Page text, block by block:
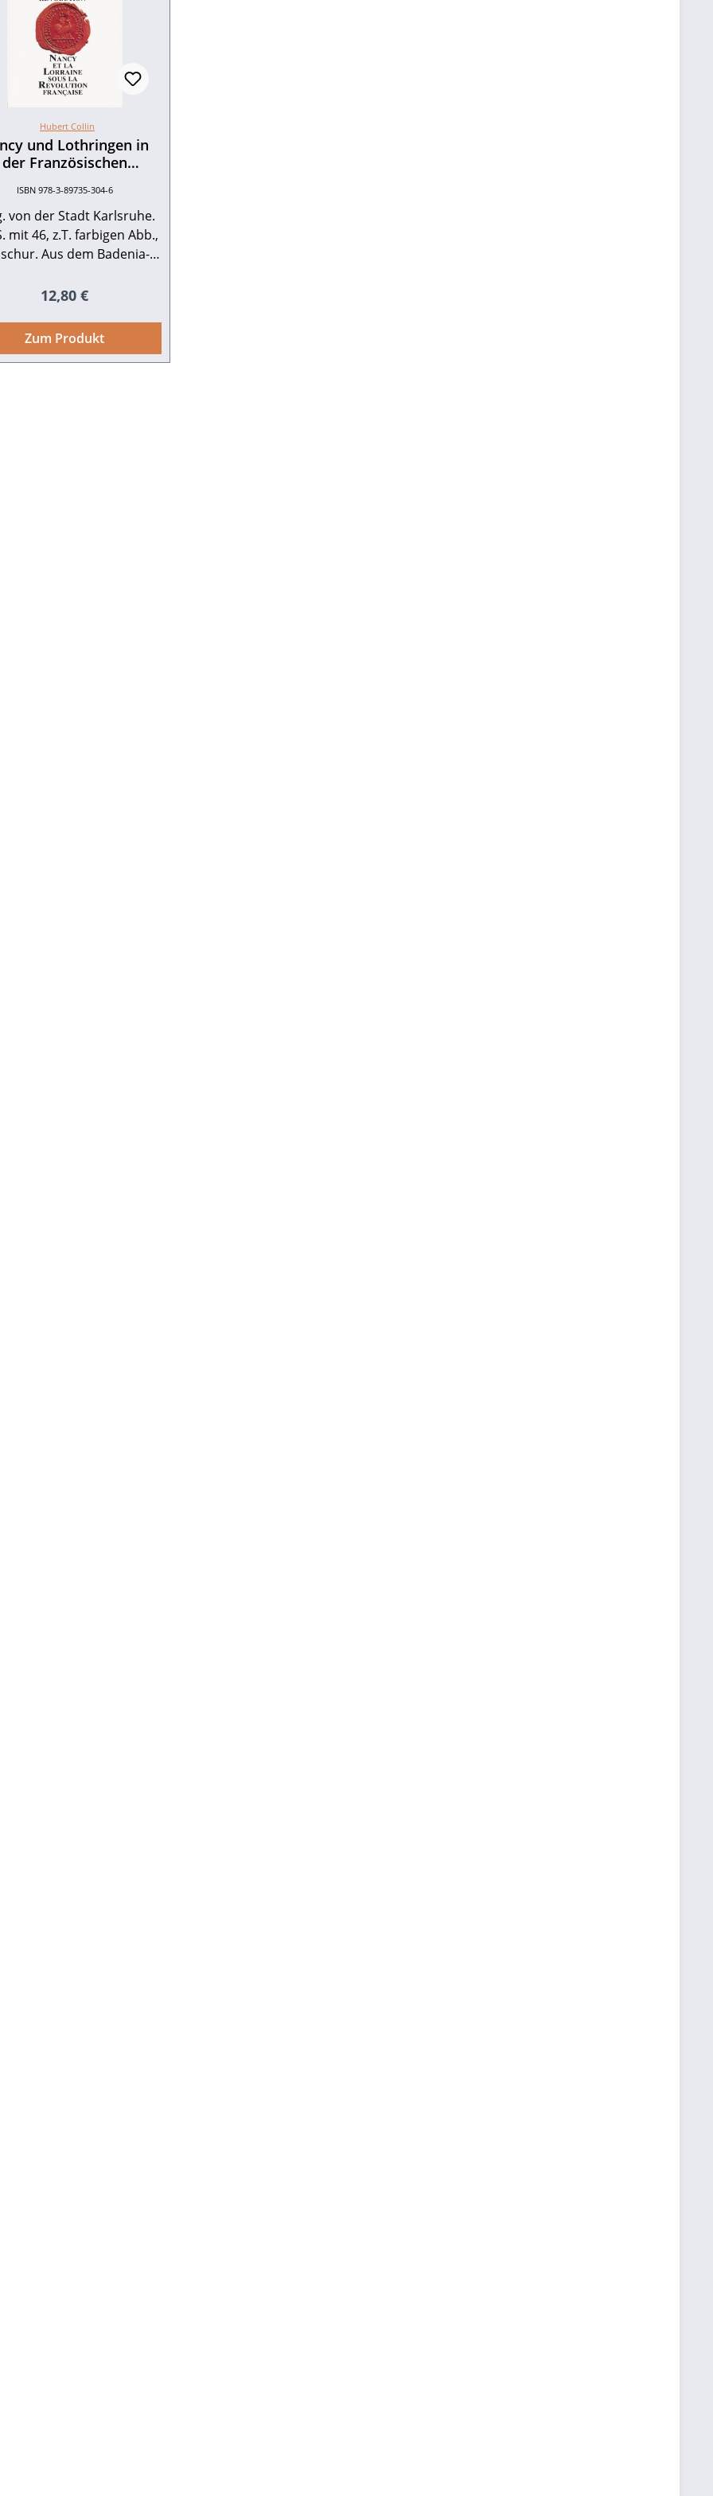
Hubert Collin
und Lothringen in
der Französischen
ISBN 978-3-89735-304-6
von der Stadt Karlsruhe.
mit 46, z.T. farbigen Abb.,
Aus dem Badenia-
304-6. EUR 12,80 Buch-
Download
Regulärer Preis:
12,80 €
Zum Produkt